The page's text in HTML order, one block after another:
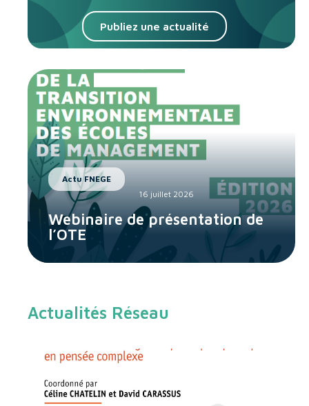
Publiez une actualité
Actu FNEGE
16 juillet 2026
Webinaire de présentation de
l’OTE
Actualités Réseau